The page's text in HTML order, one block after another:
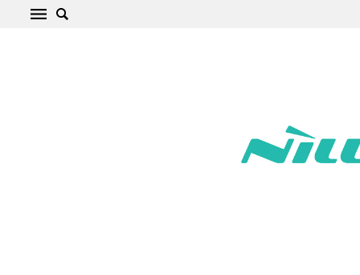
Apple iPhone 7 Plus Telefono dangteliai